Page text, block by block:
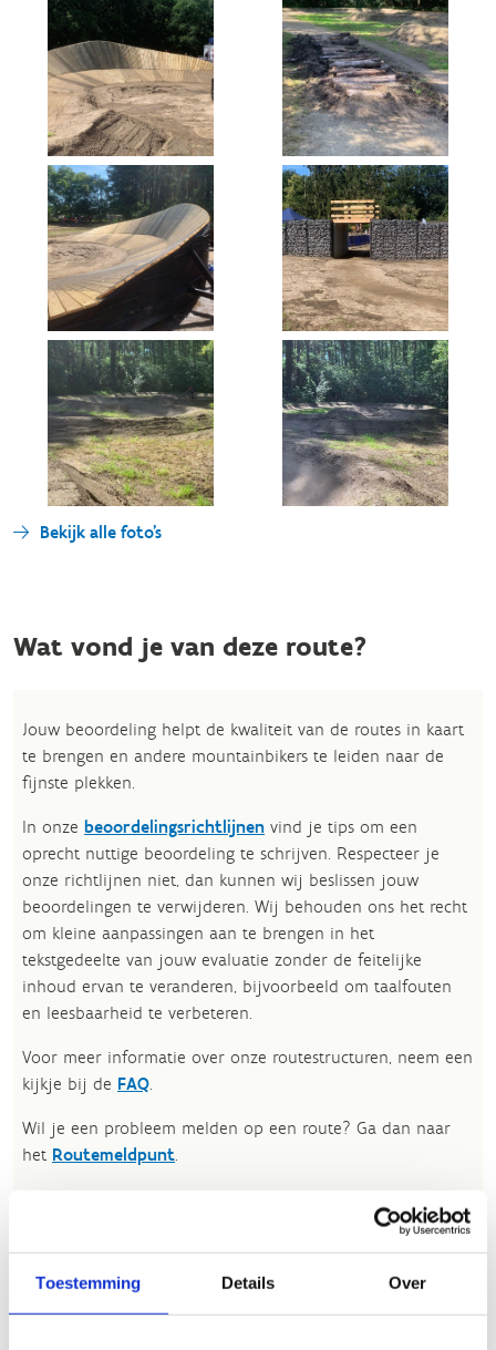
Toestemming Details Over
Bekijk alle foto's
Wat vond je van deze route?
Jouw beoordeling helpt de kwaliteit van de routes in kaart
te brengen en andere mountainbikers te leiden naar de
fijnste plekken.
In onze beoordelingsrichtlijnen vind je tips om een
oprecht nuttige beoordeling te schrijven. Respecteer je
onze richtlijnen niet, dan kunnen wij beslissen jouw
beoordelingen te verwijderen. Wij behouden ons het recht
om kleine aanpassingen aan te brengen in het
tekstgedeelte van jouw evaluatie zonder de feitelijke
inhoud ervan te veranderen, bijvoorbeeld om taalfouten
en leesbaarheid te verbeteren.​
Voor meer informatie over onze routestructuren, neem een
kijkje bij de FAQ.
Wil je een probleem melden op een route? Ga dan naar
het Routemeldpunt.
ALGEMENE BEOORDELING *